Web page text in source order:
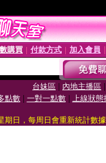
購買 付款方式 加入會員
台妹區 | 內地主播區
點數| 一對一點數| 上線狀態
期日，每周日會重新統計數